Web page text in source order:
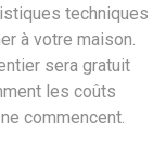
techniques
à votre maison.
sera gratuit
les coûts
commencent.